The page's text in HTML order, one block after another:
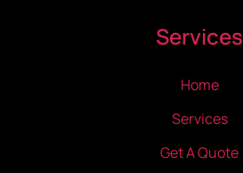
Services
Home
Services
Get A Quote